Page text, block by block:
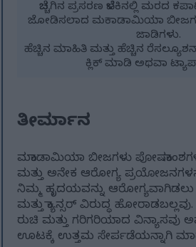
ಬೆಚ್ಚಗಿನ ಪ್ರಸರಣ ಬೆಳಕಿನಲ್ಲಿ ಮರದ
ಜೋಡಿಸಲಾದ ಮಕಾಡಾಮಿಯಾ
ಜಾಡಿಗಳು.
ಹೆಚ್ಚಿನ ಮಾಹಿತಿ ಮತ್ತು ಹೆಚ್ಚಿನ
ಕ್ಲಿಕ್ ಮಾಡಿ ಅಥವಾ
ತೀರ್ಮಾನ
ಮಕಾಡಾಮಿಯಾ ಬೀಜಗಳು
ಮತ್ತು ಅನೇಕ ಆರೋಗ್ಯ
ನಿಮ್ಮ ಹೃದಯವನ್ನು
ಮತ್ತು ಕ್ಯಾನ್ಸರ್ ವಿರುದ್ಧ
ರುಚಿ ಮತ್ತು ಗರಿಗರಿಯಾದ ವಿನ್ಯಾಸವು
ಊಟಕ್ಕೆ ಉತ್ತಮ ಸೇರ್ಪಡೆಯನ್ನಾಗಿ